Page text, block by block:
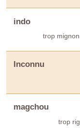
indo
trop
Inconnu
magchou
trop